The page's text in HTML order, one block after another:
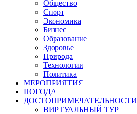
Общество
Спорт
Экономика
Бизнес
Образование
Здоровье
Природа
Технологии
Политика
МЕРОПРИЯТИЯ
ПОГОДА
ДОСТОПРИМЕЧАТЕЛЬНОСТИ
ВИРТУАЛЬНЫЙ ТУР